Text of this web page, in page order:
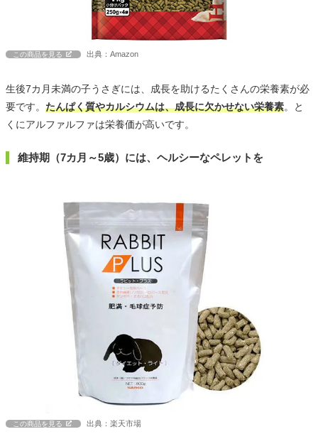
この商品を見る 出典：Amazon
生後7カ月未満の子うさぎには、成長を助けるたくさんの栄養素が必
要です。 たんぱく質やカルシウムは、成長に欠かせない栄養素。と
くにアルファルファは栄養価が高いです。
維持期（7カ月～5歳）には、ヘルシーなペレットを
この商品を見る 出典：楽天市場